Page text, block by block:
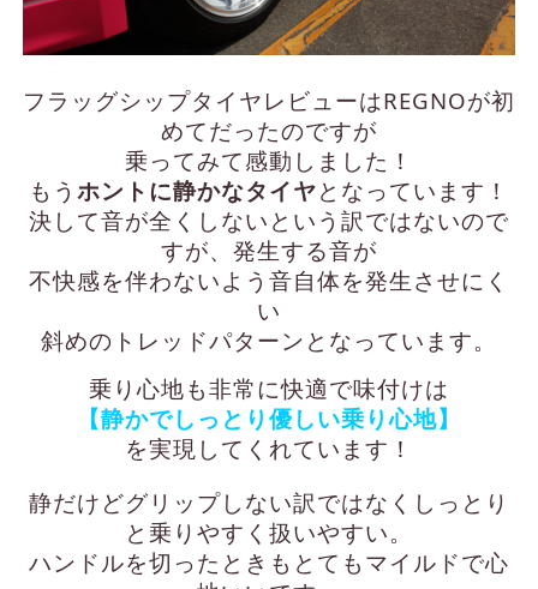
フラッグシップタイヤレビューはREGNOが初
めてだったのですが
乗ってみて感動しました！
もう ホントに静かなタイヤとなっています！
決して音が全くしないという訳ではないので
すが、発生する音が
不快感を伴わないよう音自体を発生させにく
い
斜めのトレッドパターンとなっています。
乗り心地も非常に快適で味付けは
【静かでしっとり優しい乗り心地】
を実現してくれています！
静だけどグリップしない訳ではなくしっとり
と乗りやすく扱いやすい。
ハンドルを切ったときもとてもマイルドで心